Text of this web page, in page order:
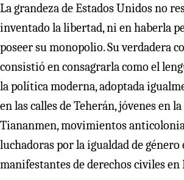
La grandeza de Estados Unidos no
inventado la libertad, ni en haberla
poseer su monopolio. Su verdadera
consistió en consagrarla como el
la política moderna, adoptada
en las calles de Teherán, jóvenes en
Tiananmen, movimientos
luchadoras por la igualdad de género
manifestantes de derechos civiles